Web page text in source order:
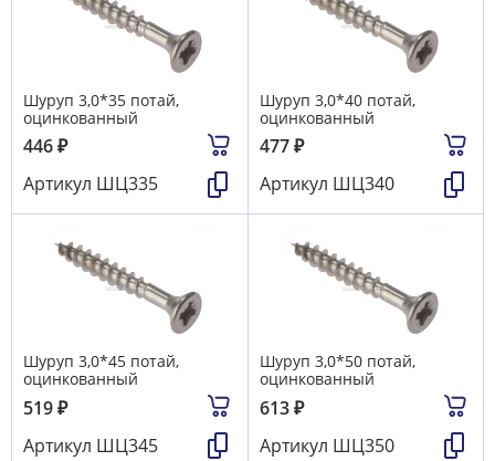
Шуруп 3,0*35 потай,
оцинкованный
446₽
Артикул ШЦ335
Шуруп 3,0*40 потай,
оцинкованный
477₽
Артикул ШЦ340
Шуруп 3,0*45 потай,
оцинкованный
519₽
Артикул ШЦ345
Шуруп 3,0*50 потай,
оцинкованный
613₽
Артикул ШЦ350